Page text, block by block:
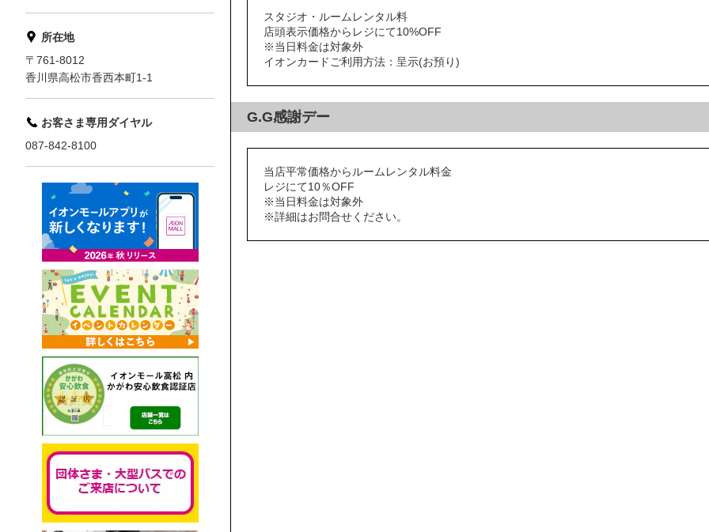
スタジオ・ルームレンタル料
店頭表示価格からレジにて10%OFF
※当日料金は対象外
イオンカードご利用方法：呈示(お預り)
G.G感謝デー
当店平常価格からルームレンタル料金
レジにて10％OFF
※当日料金は対象外
※詳細はお問合せください。
所在地
〒761-8012
香川県高松市香西本町1-1
お客さま専用ダイヤル
087-842-8100